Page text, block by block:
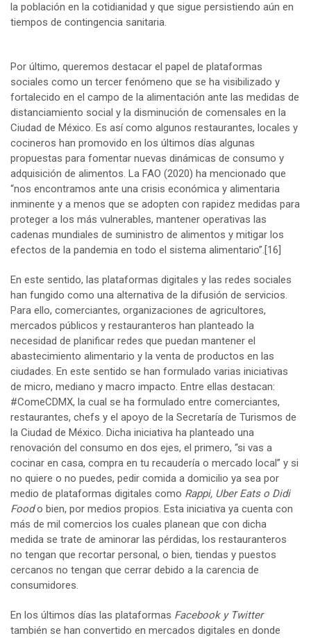
la población en la cotidianidad y que sigue persistiendo aún en
tiempos de contingencia sanitaria.
Por último, queremos destacar el papel de plataformas
sociales como un tercer fenómeno que se ha visibilizado y
fortalecido en el campo de la alimentación ante las medidas de
distanciamiento social y la disminución de comensales en la
Ciudad de México. Es así como algunos restaurantes, locales y
cocineros han promovido en los últimos días algunas
propuestas para fomentar nuevas dinámicas de consumo y
adquisición de alimentos. La FAO (2020) ha mencionado que
“nos encontramos ante una crisis económica y alimentaria
inminente y a menos que se adopten con rapidez medidas para
proteger a los más vulnerables, mantener operativas las
cadenas mundiales de suministro de alimentos y mitigar los
efectos de la pandemia en todo el sistema alimentario”.[16]
En este sentido, las plataformas digitales y las redes sociales
han fungido como una alternativa de la difusión de servicios.
Para ello, comerciantes, organizaciones de agricultores,
mercados públicos y restauranteros han planteado la
necesidad de planificar redes que puedan mantener el
abastecimiento alimentario y la venta de productos en las
ciudades. En este sentido se han formulado varias iniciativas
de micro, mediano y macro impacto. Entre ellas destacan:
#ComeCDMX, la cual se ha formulado entre comerciantes,
restaurantes, chefs y el apoyo de la Secretaría de Turismos de
la Ciudad de México. Dicha iniciativa ha planteado una
renovación del consumo en dos ejes, el primero, “si vas a
cocinar en casa, compra en tu recaudería o mercado local” y si
no quiere o no puedes, pedir comida a domicilio ya sea por
medio de plataformas digitales como Rappi, Uber Eats o Didi
Foodo bien, por medios propios. Esta iniciativa ya cuenta con
más de mil comercios los cuales planean que con dicha
medida se trate de aminorar las pérdidas, los restauranteros
no tengan que recortar personal, o bien, tiendas y puestos
cercanos no tengan que cerrar debido a la carencia de
consumidores.
En los últimos días las plataformas Facebook y Twitter
también se han convertido en mercados digitales en donde